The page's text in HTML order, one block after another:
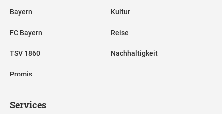
Bayern
FC Bayern
TSV 1860
Promis
Kultur
Reise
Nachhaltigkeit
Services